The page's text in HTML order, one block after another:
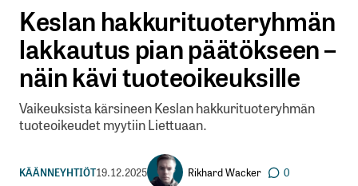
Keslan hakkurituoteryhmän
lakkautus pian päätökseen –
näin kävi tuoteoikeuksille
Vaikeuksista kärsineen Keslan hakkurituoteryhmän
tuoteoikeudet myytiin Liettuaan.
KÄÄNNEYHTIÖT19.12.2025 Rikhard Wacker 0